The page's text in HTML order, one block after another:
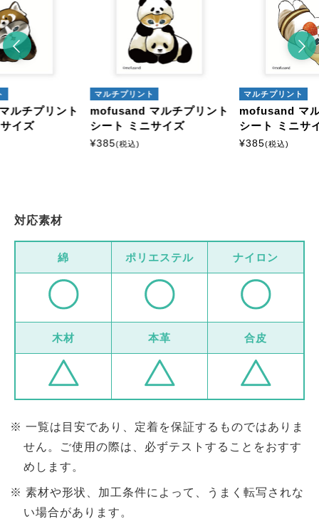
ルチプリント
イズ
マルチプリント
mofusand マルチプリント
シート ミニサイズ
¥385(税込)
マルチプリント
mofusand マ
シート ミニサ
¥385(税込)
対応素材
綿 ポリエステル ナイロン
木材 本革 合皮
一覧は目安であり、定着を保証するものではありま
せん。ご使用の際は、必ずテストすることをおすす
めします。
素材や形状、加工条件によって、うまく転写されな
い場合があります。